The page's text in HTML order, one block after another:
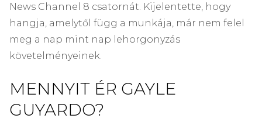
News Channel 8 csatornát. Kijelentette, hogy
hangja, amelytől függ a munkája, már nem felel
meg a nap mint nap lehorgonyzás
követelményeinek.
MENNYIT ÉR GAYLE
GUYARDO?